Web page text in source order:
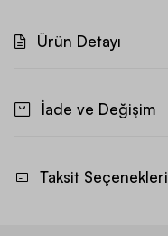
Ürün Detayı
İade ve Değişim
Taksit Seçenekleri